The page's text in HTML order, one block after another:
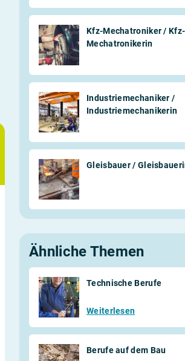
Kfz-Mechatroniker / Kfz-
Mechatronikerin
Industriemechaniker /
Industriemechanikerin
Gleisbauer /
Ähnliche Themen
Technische Berufe
Weiterlesen
Berufe auf dem Bau